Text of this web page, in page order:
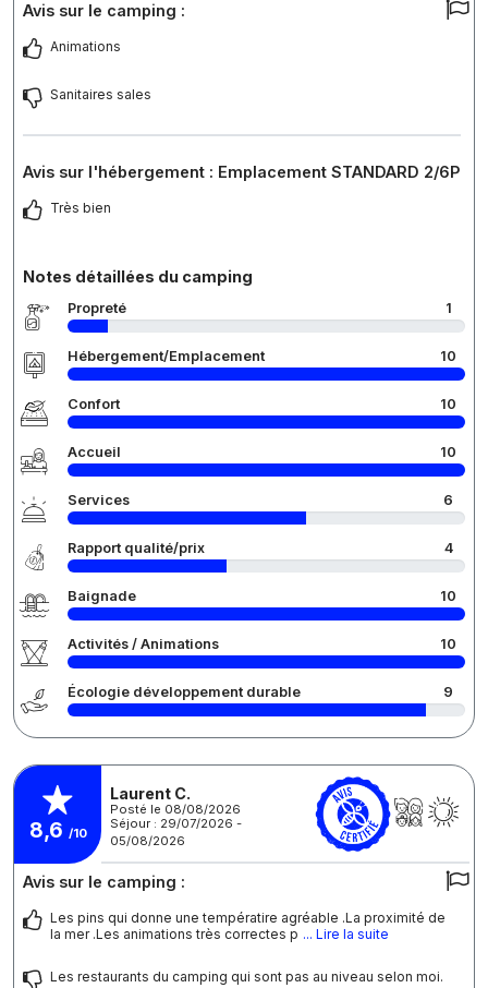
Avis sur le camping :
Animations
Sanitaires sales
Avis sur l'hébergement : Emplacement STANDARD 2/6P
Très bien
Notes détaillées du camping
Propreté 1
Hébergement/Emplacement 10
Confort 10
Accueil 10
Services 6
Rapport qualité/prix 4
Baignade 10
Activités / Animations 10
Écologie développement durable 9
8,6 /10
Laurent C.
Posté le 08/08/2026
Séjour : 29/07/2026 -
05/08/2026
Avis sur le camping :
Les pins qui donne une températire agréable .La proximité de
la mer .Les animations très correctes p ... Lire la suite
Les restaurants du camping qui sont pas au niveau selon moi.